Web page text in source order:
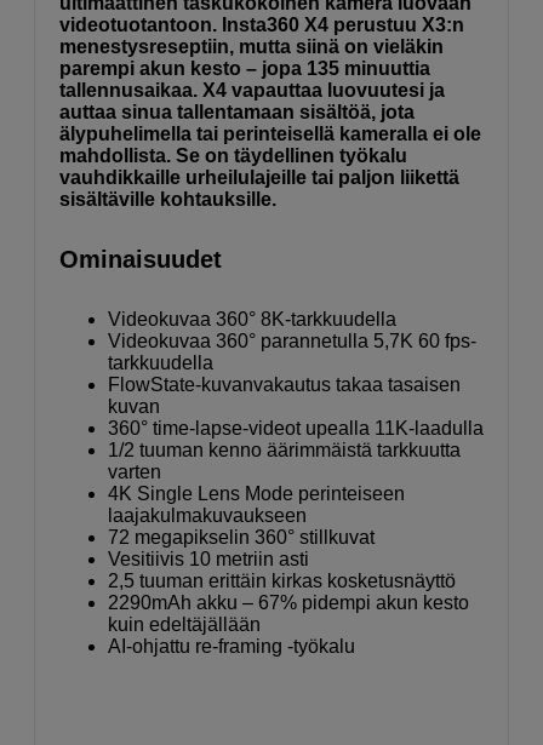
videotuotantoon. Insta360 X4 perustuu X3:n
menestysreseptiin, mutta siinä on vieläkin
parempi akun kesto – jopa 135 minuuttia
tallennusaikaa. X4 vapauttaa luovuutesi ja
auttaa sinua tallentamaan sisältöä, jota
älypuhelimella tai perinteisellä kameralla ei ole
mahdollista. Se on täydellinen työkalu
vauhdikkaille urheilulajeille tai paljon liikettä
sisältäville kohtauksille.
Ominaisuudet
Videokuvaa 360° 8K-tarkkuudella
Videokuvaa 360° parannetulla 5,7K 60 fps-
tarkkuudella
FlowState-kuvanvakautus takaa tasaisen
kuvan
360° time-lapse-videot upealla 11K-laadulla
1/2 tuuman kenno äärimmäistä tarkkuutta
varten
4K Single Lens Mode perinteiseen
laajakulmakuvaukseen
72 megapikselin 360° stillkuvat
Vesitiivis 10 metriin asti
2,5 tuuman erittäin kirkas kosketusnäyttö
2290mAh akku – 67% pidempi akun kesto
kuin edeltäjällään
AI-ohjattu re-framing -työkalu